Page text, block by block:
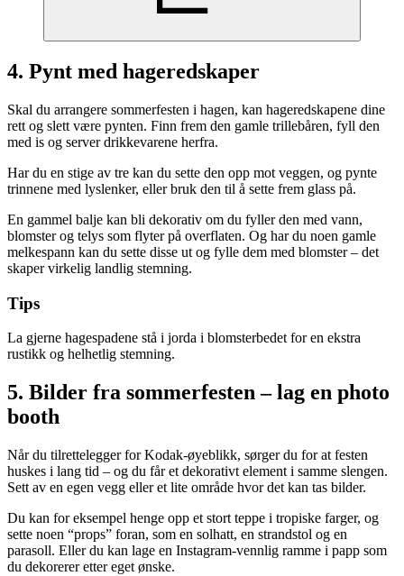
4. Pynt med hageredskaper
Skal du arrangere sommerfesten i hagen, kan hageredskapene dine
rett og slett være pynten. Finn frem den gamle trillebåren, fyll den
med is og server drikkevarene herfra.
Har du en stige av tre kan du sette den opp mot veggen, og pynte
trinnene med lyslenker, eller bruk den til å sette frem glass på.
En gammel balje kan bli dekorativ om du fyller den med vann,
blomster og telys som flyter på overflaten. Og har du noen gamle
melkespann kan du sette disse ut og fylle dem med blomster – det
skaper virkelig landlig stemning.
Tips
La gjerne hagespadene stå i jorda i blomsterbedet for en ekstra
rustikk og helhetlig stemning.
5. Bilder fra sommerfesten – lag en photo
booth
Når du tilrettelegger for Kodak-øyeblikk, sørger du for at festen
huskes i lang tid – og du får et dekorativt element i samme slengen.
Sett av en egen vegg eller et lite område hvor det kan tas bilder.
Du kan for eksempel henge opp et stort teppe i tropiske farger, og
sette noen “props” foran, som en solhatt, en strandstol og en
parasoll. Eller du kan lage en Instagram-vennlig ramme i papp som
du dekorerer etter eget ønske.